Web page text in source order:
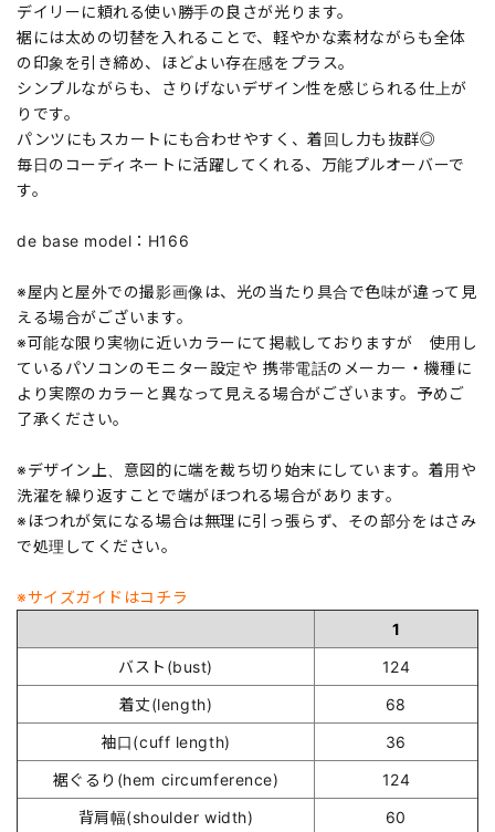
デイリーに頼れる使い勝手の良さが光ります。
裾には太めの切替を入れることで、軽やかな素材ながらも全体
の印象を引き締め、ほどよい存在感をプラス。
シンプルながらも、さりげないデザイン性を感じられる仕上が
りです。
パンツにもスカートにも合わせやすく、着回し力も抜群◎
毎日のコーディネートに活躍してくれる、万能プルオーバーで
す。
de base model：H166
※屋内と屋外での撮影画像は、光の当たり具合で色味が違って見
える場合がございます。
※可能な限り実物に近いカラーにて掲載しておりますが 使用し
ているパソコンのモニター設定や 携帯電話のメーカー・機種に
より実際のカラーと異なって見える場合がございます。予めご
了承ください。
※デザイン上、意図的に端を裁ち切り始末にしています。着用や
洗濯を繰り返すことで端がほつれる場合があります。
※ほつれが気になる場合は無理に引っ張らず、その部分をはさみ
で処理してください。
※サイズガイドはコチラ
1
バスト(bust)
124
着丈(length)
68
袖口(cuff length)
36
裾ぐるり(hem circumference)
124
背肩幅(shoulder width)
60